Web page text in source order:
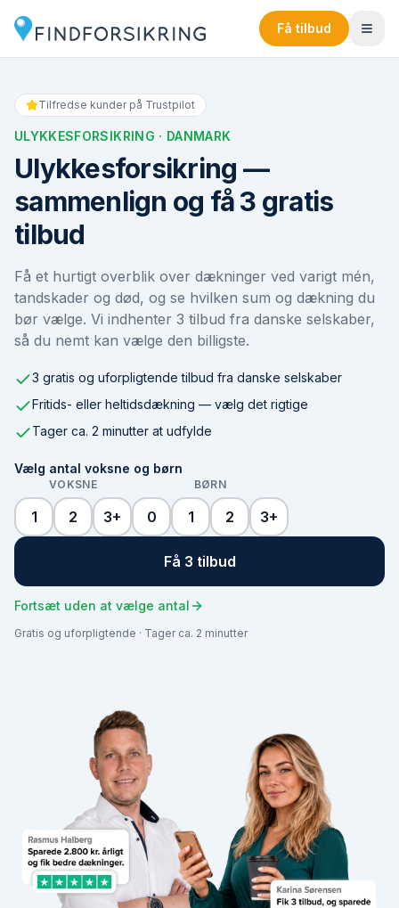
Få tilbud
Tilfredse kunder på Trustpilot
ULYKKESFORSIKRING · DANMARK
Ulykkesforsikring —
sammenlign og få 3 gratis
tilbud
Få et hurtigt overblik over dækninger ved varigt mén,
tandskader og død, og se hvilken sum og dækning du
bør vælge. Vi indhenter 3 tilbud fra danske selskaber,
så du nemt kan vælge den billigste.
3 gratis og uforpligtende tilbud fra danske selskaber
Fritids- eller heltidsdækning — vælg det rigtige
Tager ca. 2 minutter at udfylde
Vælg antal voksne og børn
VOKSNE
1 2 3+
BØRN
0 1 2 3+
Få 3 tilbud
Fortsæt uden at vælge antal
Gratis og uforpligtende · Tager ca. 2 minutter